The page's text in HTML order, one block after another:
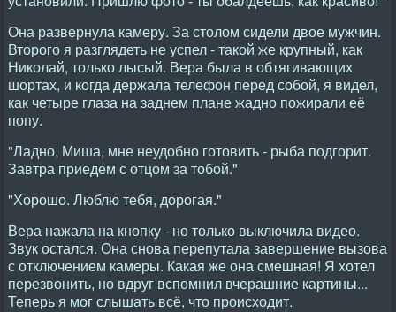
Она развернула камеру. За столом сидели двое мужчин.
Второго я разглядеть не успел - такой же крупный, как
Николай, только лысый. Вера была в обтягивающих
шортах, и когда держала телефон перед собой, я видел,
как четыре глаза на заднем плане жадно пожирали её
попу.
"Ладно, Миша, мне неудобно готовить - рыба подгорит.
Завтра приедем с отцом за тобой."
"Хорошо. Люблю тебя, дорогая."
Вера нажала на кнопку - но только выключила видео.
Звук остался. Она снова перепутала завершение вызова
с отключением камеры. Какая же она смешная! Я хотел
перезвонить, но вдруг вспомнил вчерашние картины...
Теперь я мог слышать всё, что происходит.